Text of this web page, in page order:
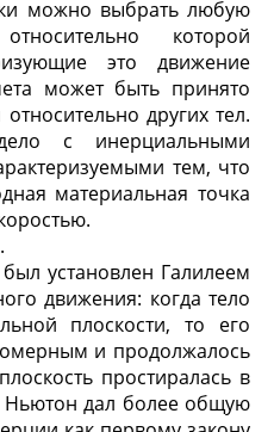
можно выбрать любую
которой
это движение
может быть принято
других тел.
с инерциальными
тем, что
материальная точка
установлен Галилеем
движения: когда тело
плоскости, то его
и продолжалось
простиралась в
Ньютон дал более общую